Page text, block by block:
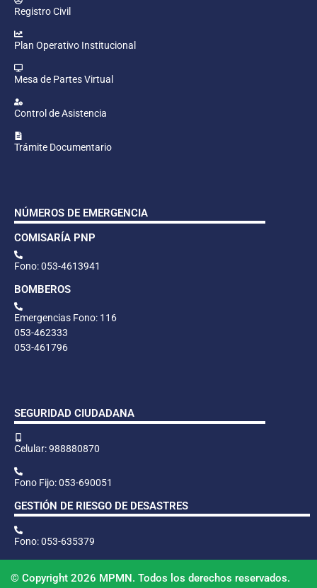
Registro Civil
Plan Operativo Institucional
Mesa de Partes Virtual
Control de Asistencia
Trámite Documentario
NÚMEROS DE EMERGENCIA
COMISARÍA PNP
Fono: 053-4613941
BOMBEROS
Emergencias Fono: 116
053-462333
053-461796
SEGURIDAD CIUDADANA
Celular: 988880870
Fono Fijo: 053-690051
GESTIÓN DE RIESGO DE DESASTRES
Fono: 053-635379
© Copyright 2026 MPMN. Todos los derechos reservados.